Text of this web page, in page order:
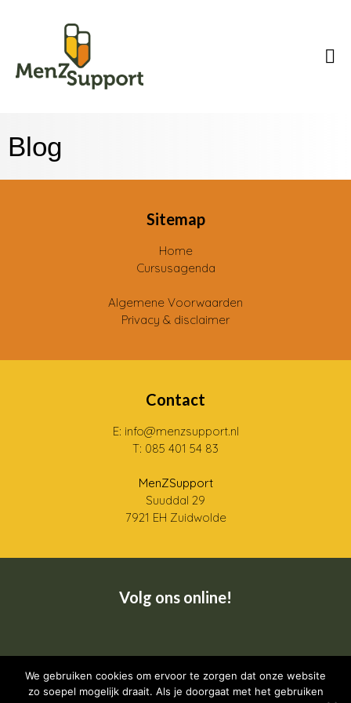
Blog
Sitemap
Home
Cursusagenda
Algemene Voorwaarden
Privacy & disclaimer
Contact
E: info@menzsupport.nl
T: 085 401 54 83
MenZSupport
Suuddal 29
7921 EH Zuidwolde
Volg ons online!
Wij zijn een CRKBO geregistreerde instelling
We gebruiken cookies om ervoor te zorgen dat onze website
zo soepel mogelijk draait. Als je doorgaat met het gebruiken